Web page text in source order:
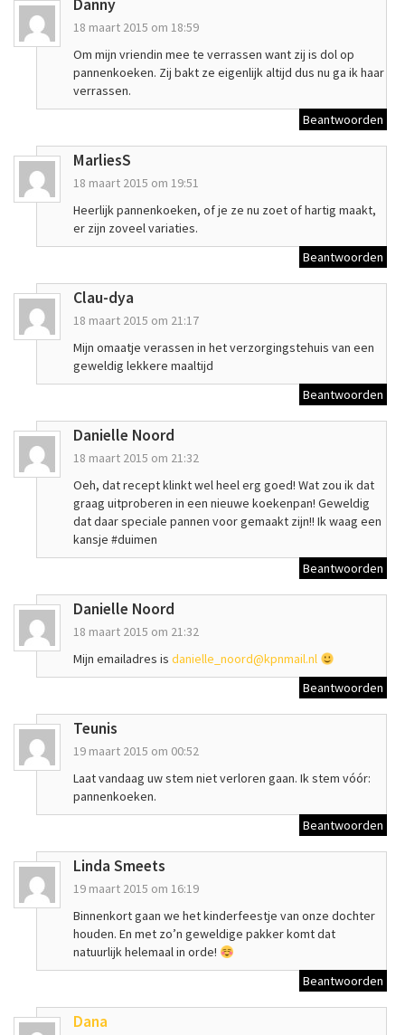
Danny
18 maart 2015 om 18:59
Om mijn vriendin mee te verrassen want zij is dol op
pannenkoeken. Zij bakt ze eigenlijk altijd dus nu ga ik haar
verrassen.
Beantwoorden
MarliesS
18 maart 2015 om 19:51
Heerlijk pannenkoeken, of je ze nu zoet of hartig maakt,
er zijn zoveel variaties.
Beantwoorden
Clau-dya
18 maart 2015 om 21:17
Mijn omaatje verassen in het verzorgingstehuis van een
geweldig lekkere maaltijd
Beantwoorden
Danielle Noord
18 maart 2015 om 21:32
Oeh, dat recept klinkt wel heel erg goed! Wat zou ik dat
graag uitproberen in een nieuwe koekenpan! Geweldig
dat daar speciale pannen voor gemaakt zijn!! Ik waag een
kansje #duimen
Beantwoorden
Danielle Noord
18 maart 2015 om 21:32
Mijn emailadres is danielle_noord@kpnmail.nl
Beantwoorden
Teunis
19 maart 2015 om 00:52
Laat vandaag uw stem niet verloren gaan. Ik stem vóór:
pannenkoeken.
Beantwoorden
Linda Smeets
19 maart 2015 om 16:19
Binnenkort gaan we het kinderfeestje van onze dochter
houden. En met zo’n geweldige pakker komt dat
natuurlijk helemaal in orde!
Beantwoorden
Dana